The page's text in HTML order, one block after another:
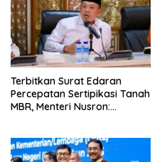
Terbitkan Surat Edaran
Percepatan Sertipikasi Tanah
MBR, Menteri Nusron:
Secara Utuh